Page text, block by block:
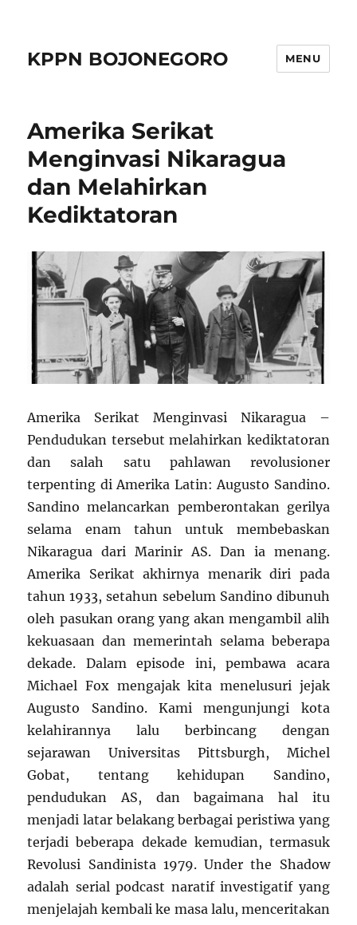
KPPN BOJONEGORO MENU
Amerika Serikat
Menginvasi Nikaragua
dan Melahirkan
Kediktatoran
Amerika Serikat Menginvasi Nikaragua –
Pendudukan tersebut melahirkan kediktatoran
dan salah satu pahlawan revolusioner
terpenting di Amerika Latin: Augusto Sandino.
Sandino melancarkan pemberontakan gerilya
selama enam tahun untuk membebaskan
Nikaragua dari Marinir AS. Dan ia menang.
Amerika Serikat akhirnya menarik diri pada
tahun 1933, setahun sebelum Sandino dibunuh
oleh pasukan orang yang akan mengambil alih
kekuasaan dan memerintah selama beberapa
dekade. Dalam episode ini, pembawa acara
Michael Fox mengajak kita menelusuri jejak
Augusto Sandino. Kami mengunjungi kota
kelahirannya lalu berbincang dengan
sejarawan Universitas Pittsburgh, Michel
Gobat, tentang kehidupan Sandino,
pendudukan AS, dan bagaimana hal itu
menjadi latar belakang berbagai peristiwa yang
terjadi beberapa dekade kemudian, termasuk
Revolusi Sandinista 1979. Under the Shadow
adalah serial podcast naratif investigatif yang
menjelajah kembali ke masa lalu, menceritakan